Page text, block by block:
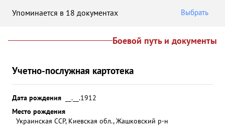
Упоминается в 18 документах Выбрать
Боевой путь и документы
Учетно-послужная картотека
Дата рождения
__.__.1912
Место рождения
Украинская ССР, Киевская обл., Жашковский р-н